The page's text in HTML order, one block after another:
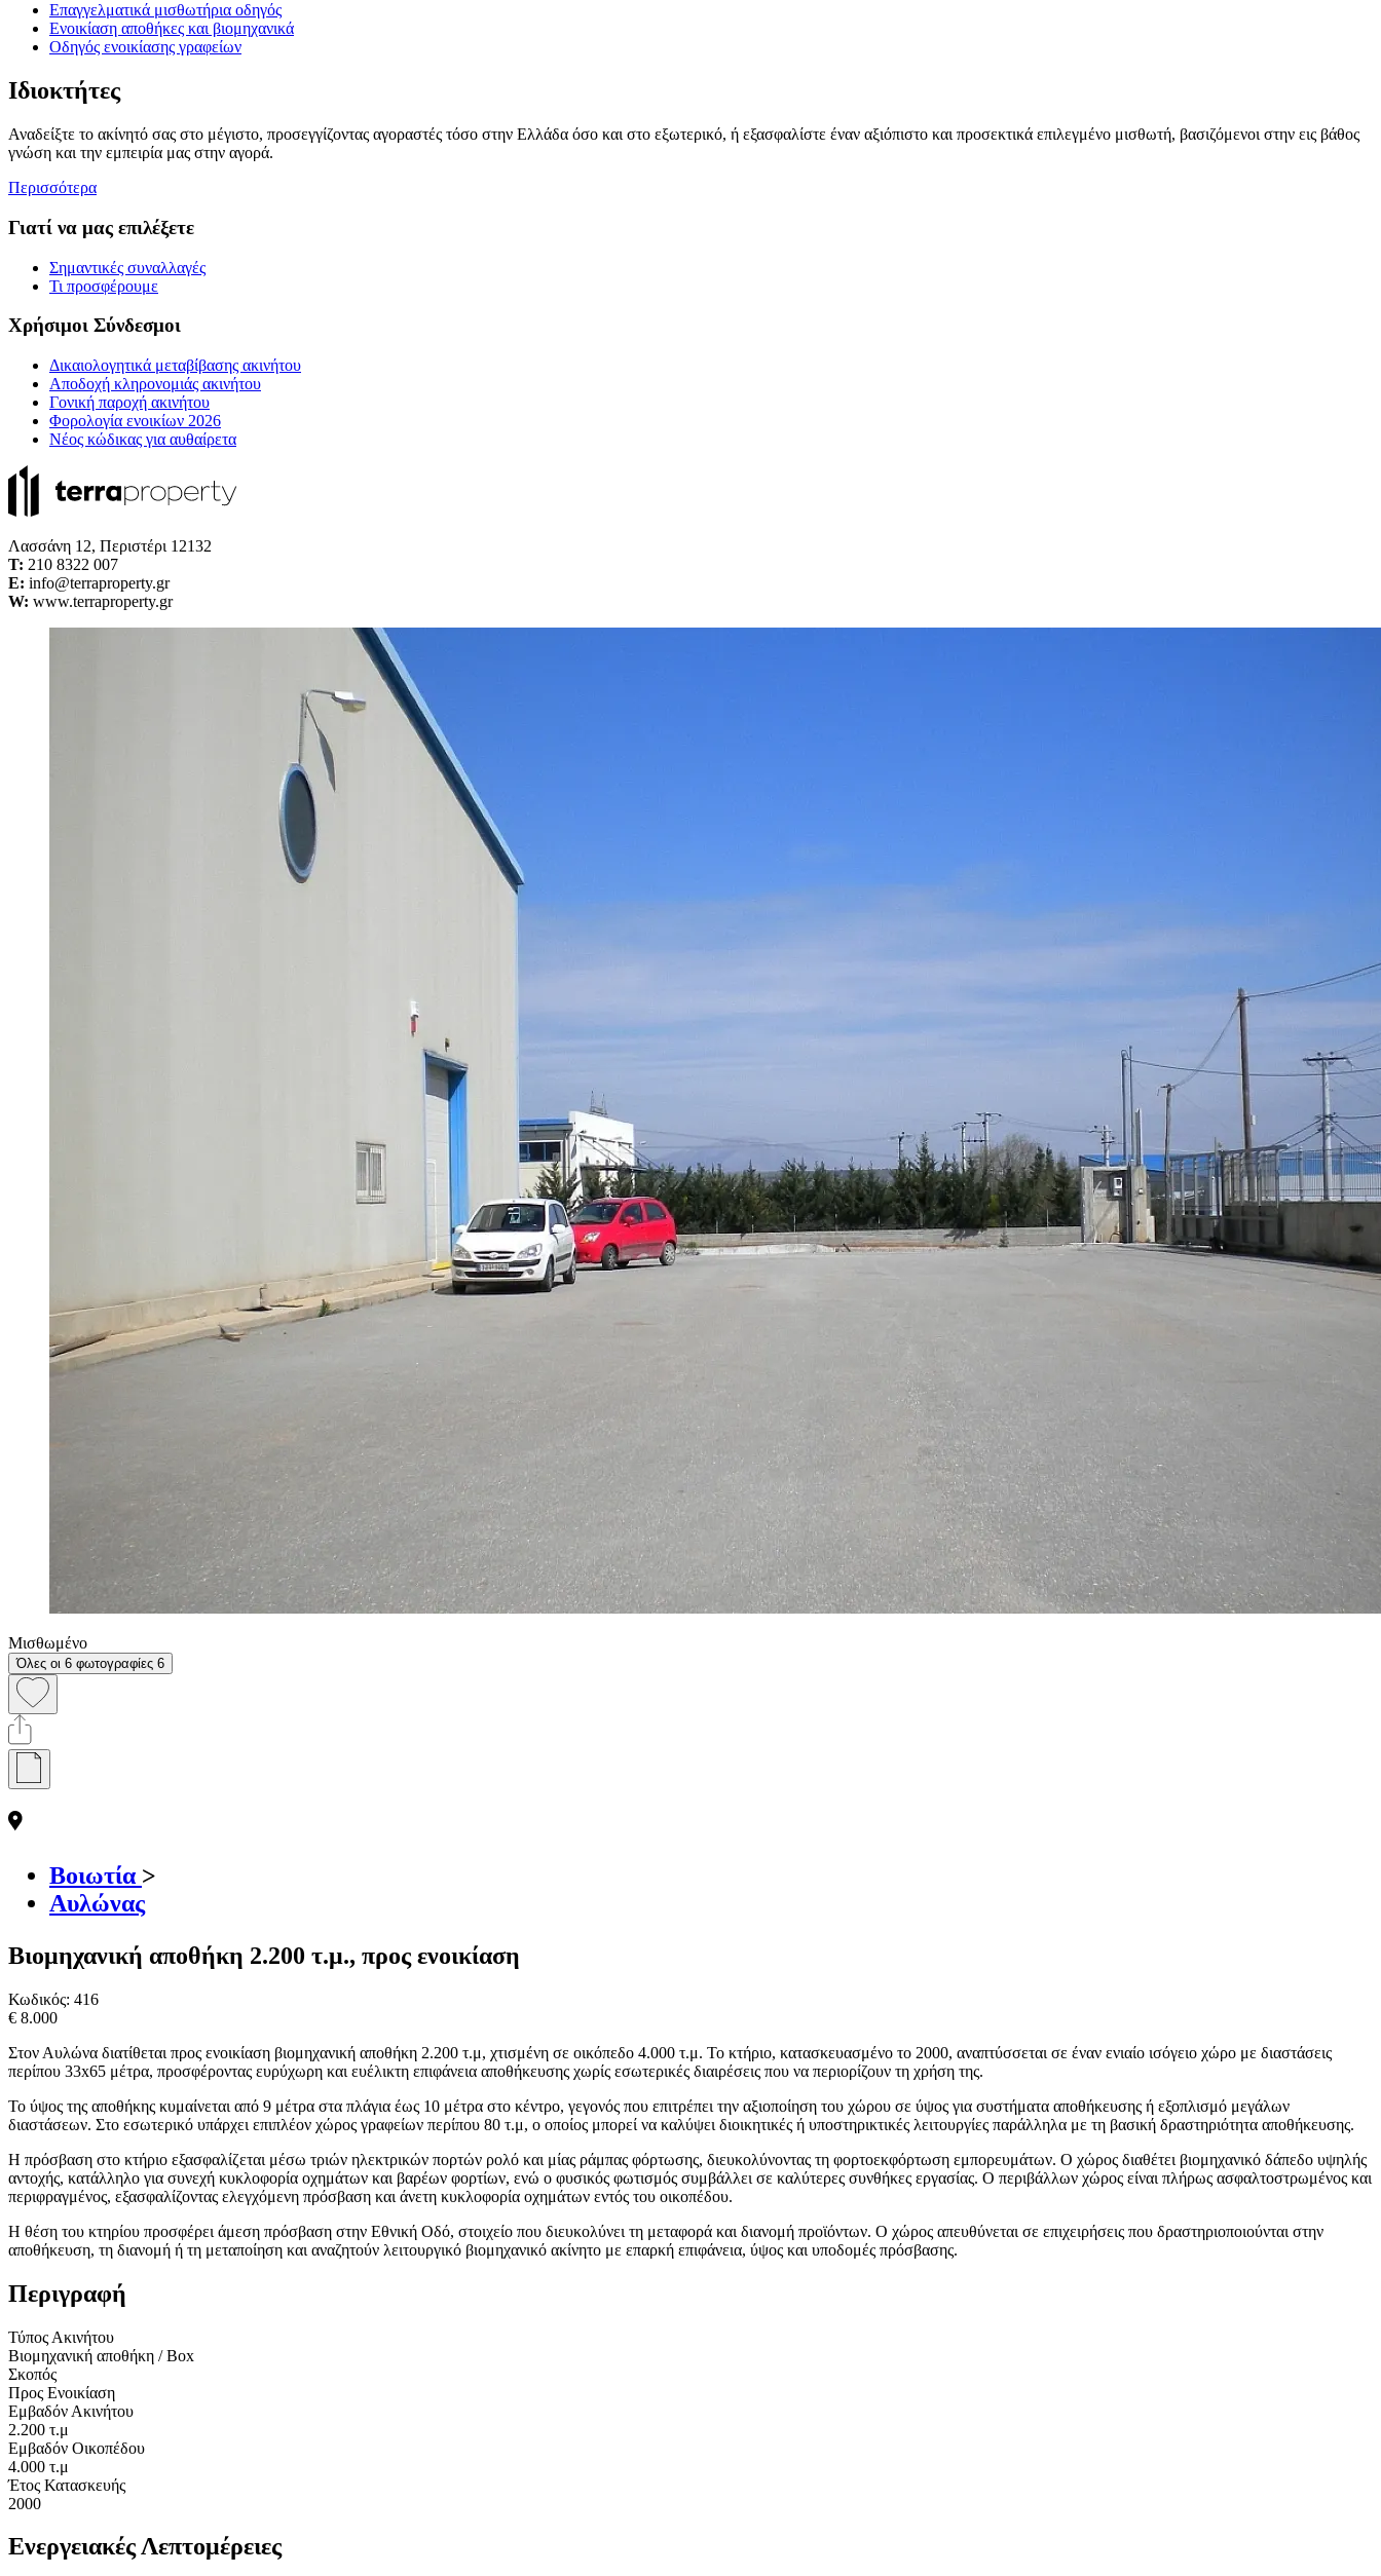
Επαγγελματικά μισθωτήρια οδηγός
Ενοικίαση αποθήκες και βιομηχανικά
Οδηγός ενοικίασης γραφείων
Ιδιοκτήτες
Αναδείξτε το ακίνητό σας στο μέγιστο, προσεγγίζοντας αγοραστές τόσο στην Ελλάδα όσο και στο εξωτερικό, ή εξασφαλίστε έναν αξιόπιστο και προσεκτικά επιλεγμένο μισθωτή, βασιζόμενοι στην εις βάθος
γνώση και την εμπειρία μας στην αγορά.
Περισσότερα
Γιατί να μας επιλέξετε
Σημαντικές συναλλαγές
Τι προσφέρουμε
Χρήσιμοι Σύνδεσμοι
Δικαιολογητικά μεταβίβασης ακινήτου
Αποδοχή κληρονομιάς ακινήτου
Γονική παροχή ακινήτου
Φορολογία ενοικίων 2026
Νέος κώδικας για αυθαίρετα
Λασσάνη 12, Περιστέρι 12132
Τ: 210 8322 007
E: info@terraproperty.gr
W: www.terraproperty.gr
Μισθωμένο
Όλες οι 6 φωτογραφίες 6
Βοιωτία >
Αυλώνας
Βιομηχανική αποθήκη 2.200 τ.μ., προς ενοικίαση
Κωδικός: 416
€ 8.000
Στον Αυλώνα διατίθεται προς ενοικίαση βιομηχανική αποθήκη 2.200 τ.μ, χτισμένη σε οικόπεδο 4.000 τ.μ. Το κτήριο, κατασκευασμένο το 2000, αναπτύσσεται σε έναν ενιαίο ισόγειο χώρο με διαστάσεις
περίπου 33x65 μέτρα, προσφέροντας ευρύχωρη και ευέλικτη επιφάνεια αποθήκευσης χωρίς εσωτερικές διαιρέσεις που να περιορίζουν τη χρήση της.
Το ύψος της αποθήκης κυμαίνεται από 9 μέτρα στα πλάγια έως 10 μέτρα στο κέντρο, γεγονός που επιτρέπει την αξιοποίηση του χώρου σε ύψος για συστήματα αποθήκευσης ή εξοπλισμό μεγάλων
διαστάσεων. Στο εσωτερικό υπάρχει επιπλέον χώρος γραφείων περίπου 80 τ.μ, ο οποίος μπορεί να καλύψει διοικητικές ή υποστηρικτικές λειτουργίες παράλληλα με τη βασική δραστηριότητα αποθήκευσης.
Η πρόσβαση στο κτήριο εξασφαλίζεται μέσω τριών ηλεκτρικών πορτών ρολό και μίας ράμπας φόρτωσης, διευκολύνοντας τη φορτοεκφόρτωση εμπορευμάτων. Ο χώρος διαθέτει βιομηχανικό δάπεδο υψηλής
αντοχής, κατάλληλο για συνεχή κυκλοφορία οχημάτων και βαρέων φορτίων, ενώ ο φυσικός φωτισμός συμβάλλει σε καλύτερες συνθήκες εργασίας. Ο περιβάλλων χώρος είναι πλήρως ασφαλτοστρωμένος και
περιφραγμένος, εξασφαλίζοντας ελεγχόμενη πρόσβαση και άνετη κυκλοφορία οχημάτων εντός του οικοπέδου.
Η θέση του κτηρίου προσφέρει άμεση πρόσβαση στην Εθνική Οδό, στοιχείο που διευκολύνει τη μεταφορά και διανομή προϊόντων. Ο χώρος απευθύνεται σε επιχειρήσεις που δραστηριοποιούνται στην
αποθήκευση, τη διανομή ή τη μεταποίηση και αναζητούν λειτουργικό βιομηχανικό ακίνητο με επαρκή επιφάνεια, ύψος και υποδομές πρόσβασης.
Περιγραφή
Τύπος Ακινήτου
Βιομηχανική αποθήκη / Box
Σκοπός
Προς Ενοικίαση
Εμβαδόν Ακινήτου
2.200 τ.μ
Εμβαδόν Οικοπέδου
4.000 τ.μ
Έτος Κατασκευής
2000
Ενεργειακές Λεπτομέρειες